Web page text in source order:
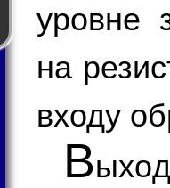
уровне
на
входу
В